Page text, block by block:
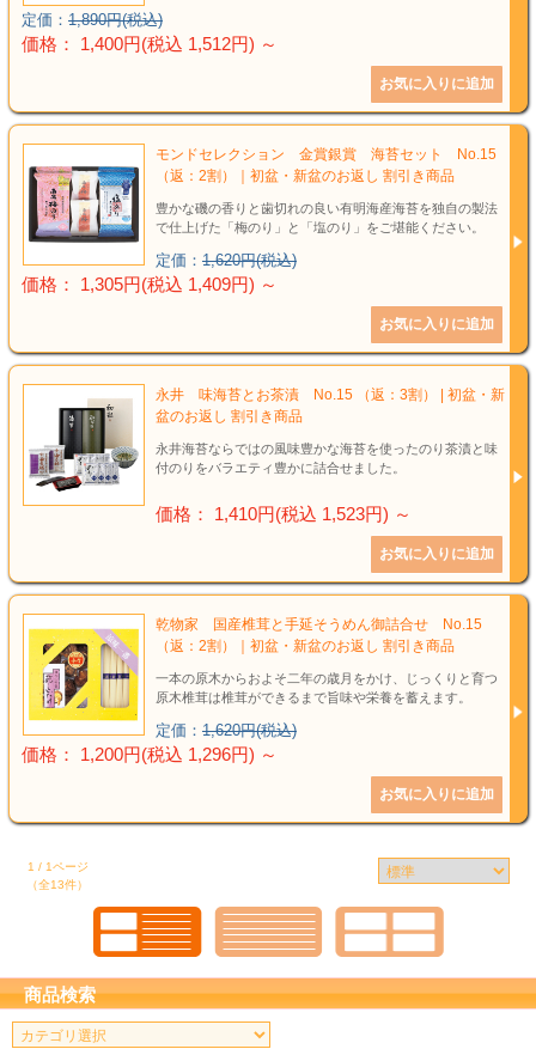
定価： 1,890円(税込)
価格： 1,400円(税込 1,512円) ～
モンドセレクション 金賞銀賞 海苔セット No.15
（返：2割）｜初盆・新盆のお返し 割引き商品
豊かな磯の香りと歯切れの良い有明海産海苔を独自の製法
で仕上げた「梅のり」と「塩のり」をご堪能ください。
定価： 1,620円(税込)
価格： 1,305円(税込 1,409円) ～
永井 味海苔とお茶漬 No.15 （返：3割） | 初盆・新
盆のお返し 割引き商品
永井海苔ならではの風味豊かな海苔を使ったのり茶漬と味
付のりをバラエティ豊かに詰合せました。
価格： 1,410円(税込 1,523円) ～
乾物家 国産椎茸と手延そうめん御詰合せ No.15
（返：2割）｜初盆・新盆のお返し 割引き商品
一本の原木からおよそ二年の歳月をかけ、じっくりと育つ
原木椎茸は椎茸ができるまで旨味や栄養を蓄えます。
定価： 1,620円(税込)
価格： 1,200円(税込 1,296円) ～
1 / 1ページ
（全13件）
商品検索